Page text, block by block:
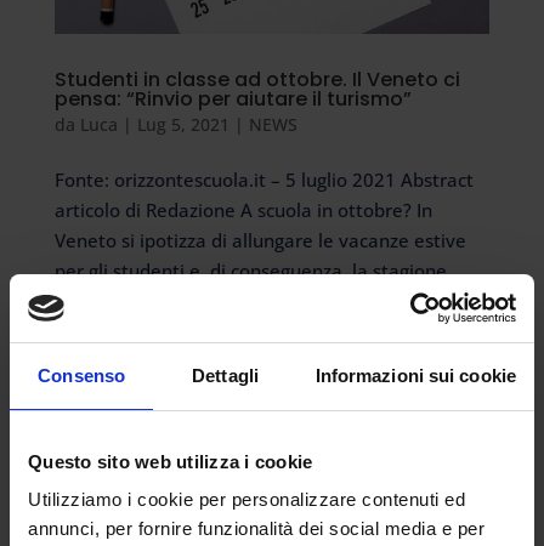
Consenso Dettagli Informazioni sui cookie
Questo sito web utilizza i cookie
Utilizziamo i cookie per personalizzare contenuti ed
annunci, per fornire funzionalità dei social media e per
Studenti in classe ad ottobre. Il Veneto ci
pensa: “Rinvio per aiutare il turismo”
da Luca | Lug 5, 2021 | NEWS
Fonte: orizzontescuola.it – 5 luglio 2021 Abstract
articolo di Redazione A scuola in ottobre? In
Veneto si ipotizza di allungare le vacanze estive
per gli studenti e, di conseguenza, la stagione
balneare. Non è una novità: quasi ogni anno il
Articoli recenti
Certificazione INDIRE nello scioglimento della